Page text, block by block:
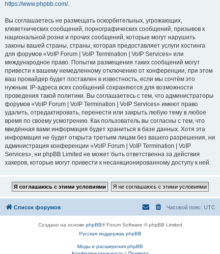
https://www.phpbb.com/.
Вы соглашаетесь не размещать оскорбительных, угрожающих,
клеветнических сообщений, порнографических сообщений, призывов к
национальной розни и прочих сообщений, которые могут нарушить
законы вашей страны, страны, которая предоставляет услуги хостинга
для форумов «VoIP Forum | VoIP Termination | VoIP Services» или
международное право. Попытки размещения таких сообщений могут
привести к вашему немедленному отключению от конференции, при этом
ваш провайдер будет поставлен в известность, если мы сочтём это
нужным. IP-адреса всех сообщений сохраняются для возможности
проведения такой политики. Вы соглашаетесь с тем, что администраторы
форумов «VoIP Forum | VoIP Termination | VoIP Services» имеют право
удалить, отредактировать, перенести или закрыть любую тему в любое
время по своему усмотрению. Как пользователь вы согласны с тем, что
введённая вами информация будет храниться в базе данных. Хотя эта
информация не будет открыта третьим лицам без вашего разрешения, ни
администрация конференции «VoIP Forum | VoIP Termination | VoIP
Services», ни phpBB Limited не может быть ответственна за действия
хакеров, которые могут привести к несанкционированному доступу к ней.
Список форумов Часовой пояс: UTC
Создано на основе phpBB® Forum Software © phpBB Limited
Русская поддержка phpBB
Моды и расширения phpBB